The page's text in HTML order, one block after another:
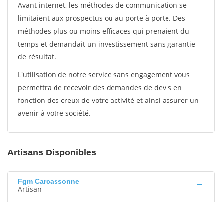
Avant internet, les méthodes de communication se
limitaient aux prospectus ou au porte à porte. Des
méthodes plus ou moins efficaces qui prenaient du
temps et demandait un investissement sans garantie
de résultat.
L'utilisation de notre service sans engagement vous
permettra de recevoir des demandes de devis en
fonction des creux de votre activité et ainsi assurer un
avenir à votre société.
Artisans Disponibles
Fgm Carcassonne
Artisan